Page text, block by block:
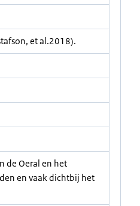
et al.2018).
de Oeral en het
en vaak dichtbij het